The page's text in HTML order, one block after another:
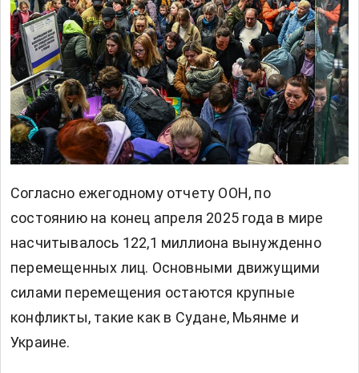
Согласно ежегодному отчету ООН, по
состоянию на конец апреля 2025 года в мире
насчитывалось 122,1 миллиона вынужденно
перемещенных лиц. Основными движущими
силами перемещения остаются крупные
конфликты, такие как в Судане, Мьянме и
Украине.